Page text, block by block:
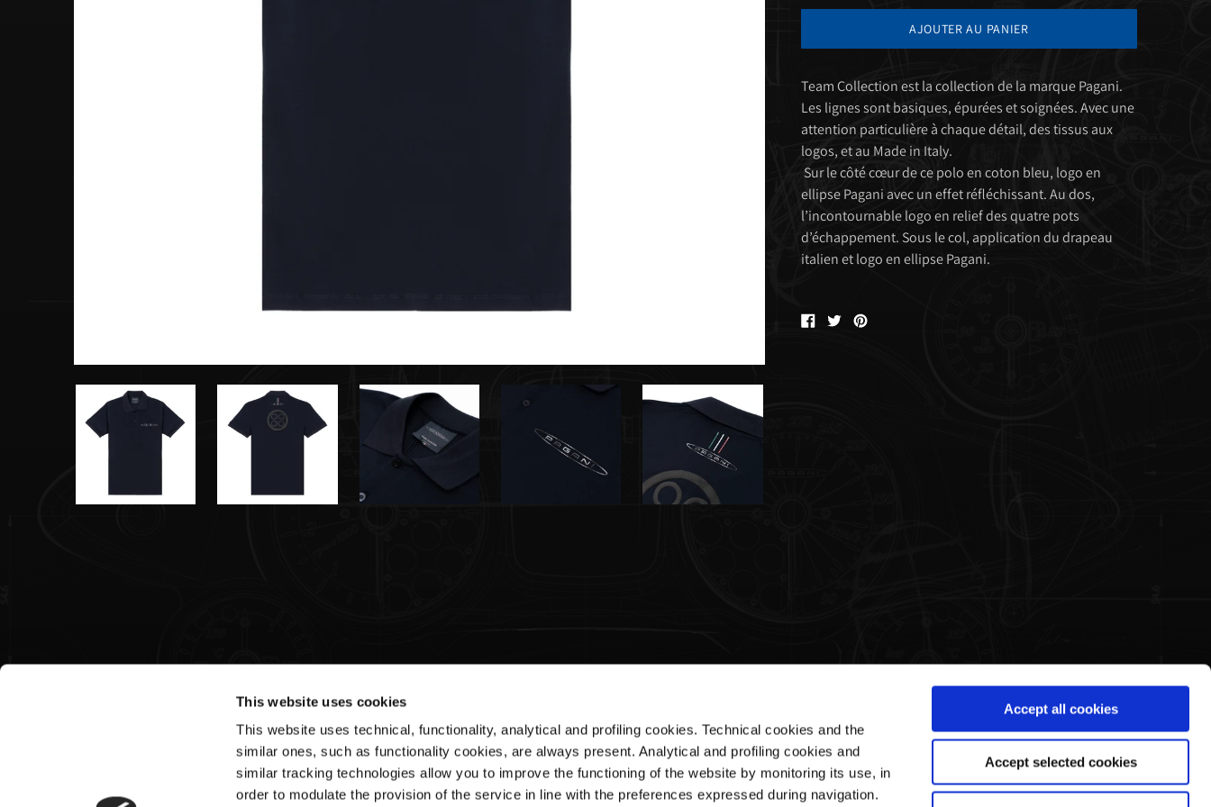
This website uses cookies
This website uses technical, functionality, analytical and profiling cookies. Technical cookies and the
similar ones, such as functionality cookies, are always present. Analytical and profiling cookies and
similar tracking technologies allow you to improve the functioning of the website by monitoring its use, in
order to modulate the provision of the service in line with the preferences expressed during navigation.
Accept all cookies
Accept selected cookies
AJOUTER AU PANIER
Team Collection est la collection de la marque Pagani.
Les lignes sont basiques, épurées et soignées. Avec une
attention particulière à chaque détail, des tissus aux
logos, et au Made in Italy.
Sur le côté cœur de ce polo en coton bleu, logo en
ellipse Pagani avec un effet réfléchissant. Au dos,
l’incontournable logo en relief des quatre pots
d’échappement. Sous le col, application du drapeau
italien et logo en ellipse Pagani.
Partager
sur
Tweeter
sur
Êpingler
41018 San Cesario sul Panaro (MO)
Customer Service
Shipments & Delivery
Returns & Refunds
Legal Area
Conditions d'Utilisation
Privacy Policy
Notre Histoire